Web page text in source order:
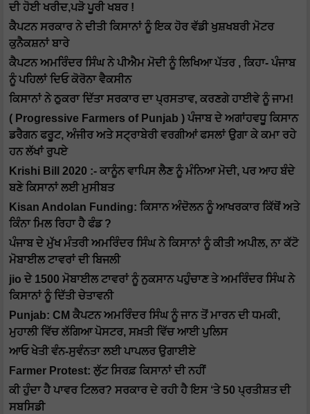
ਦੀ ਹੋਈ ਖਰੀਦ,ਪੜੋ ਪੂਰੀ ਖਬਰ !
ਕੈਪਟਨ ਸਰਕਾਰ ਨੇ ਦੀਤੀ ਕਿਸਾਨਾਂ ਨੂੰ ਇਕ ਹੋਰ ਵੱਡੀ ਖੁਸ਼ਖਬਰੀ ਮੋਟਰ
ਕੁਨੈਕਸ਼ਨਾਂ ਬਾਰੇ
ਕੈਪਟਨ ਅਮਰਿੰਦਰ ਸਿੰਘ ਨੇ ਪੀਐਮ ਮੋਦੀ ਨੂੰ ਲਿਖਿਆ ਪੱਤਰ , ਕਿਹਾ- ਪੰਜਾਬ
ਨੂੰ ਪਹਿਲਾਂ ਦਿਓ ਕੋਰੋਨਾ ਵੈਕਸੀਨ
ਕਿਸਾਨਾਂ ਨੇ ਠੁਕਰਾ ਦਿੱਤਾ ਸਰਕਾਰ ਦਾ ਪ੍ਰਸਤਾਵ, ਕਰਣਗੇ ਹਾਈਵੇ ਨੂੰ ਜਾਮ!
( Progressive Farmers of Punjab ) ਪੰਜਾਬ ਦੇ ਅਗਾਂਹਵਧੂ ਕਿਸਾਨ
ਡਰੈਗਨ ਫਰੂਟ, ਅੰਜੀਰ ਅਤੇ ਸਟ੍ਰਾਬੇਰੀ ਵਰਗੀਆਂ ਫਸਲਾਂ ਉਗਾ ਕੇ ਕਮਾ ਰਹੇ
ਹਨ ਲੱਖਾਂ ਰੁਪਏ
Krishi Bill 2020 :- ਕਾਨੂੰਨ ਵਾਪਿਸ ਲੈਣ ਨੂੰ ਮੰਨਿਆ ਮੋਦੀ, ਪਰ ਆਹ ਬੰਦੇ
ਬਣੇ ਕਿਸਾਨਾਂ ਲਈ ਮੁਸੀਬਤ
Kisan Andolan Funding: ਕਿਸਾਨ ਅੰਦੋਲਨ ਨੂੰ ਆਖਰਕਾਰ ਕਿੱਥੋਂ ਅਤੇ
ਕਿੰਨਾ ਮਿਲ ਰਿਹਾ ਹੈ ਫੰਡ ?
ਪੰਜਾਬ ਦੇ ਮੁੱਖ ਮੰਤਰੀ ਅਮਰਿੰਦਰ ਸਿੰਘ ਨੇ ਕਿਸਾਨਾਂ ਨੂੰ ਕੀਤੀ ਅਪੀਲ, ਨਾ ਕੱਟੋ
ਮੋਬਾਈਲ ਟਾਵਰਾਂ ਦੀ ਬਿਜਲੀ
jio ਦੇ 1500 ਮੋਬਾਈਲ ਟਾਵਰਾਂ ਨੂੰ ਨੁਕਸਾਨ ਪਹੁੰਚਾਣ ਤੇ ਅਮਰਿੰਦਰ ਸਿੰਘ ਨੇ
ਕਿਸਾਨਾਂ ਨੂੰ ਦਿੱਤੀ ਚੇਤਾਵਨੀ
Punjab: CM ਕੈਪਟਨ ਅਮਰਿੰਦਰ ਸਿੰਘ ਨੂੰ ਜਾਨ ਤੋਂ ਮਾਰਨ ਦੀ ਧਮਕੀ,
ਮੁਹਾਲੀ ਵਿੱਚ ਲੱਗਿਆ ਪੋਸਟਰ, ਸਖ਼ਤੀ ਵਿੱਚ ਆਈ ਪੁਲਿਸ
ਆਓ ਖੇਤੀ ਵੰਨ-ਸੁਵੰਨਤਾ ਲਈ ਪਾਪਲਰ ਉਗਾਈਏ
Farmer Protest: ਲੁੱਟ ਸਿਰਫ਼ ਕਿਸਾਨਾਂ ਦੀ ਨਹੀਂ
ਕੀ ਹੁੰਦਾ ਹੈ ਪਾਵਰ ਟਿਲਰ? ਸਰਕਾਰ ਦੇ ਰਹੀ ਹੈ ਇਸ ‘ਤੇ 50 ਪ੍ਰਤੀਸ਼ਤ ਦੀ
ਸਬਸਿਡੀ